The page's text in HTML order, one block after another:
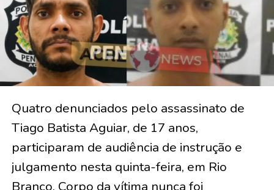
Quatro denunciados pelo assassinato de
Tiago Batista Aguiar, de 17 anos,
participaram de audiência de instrução e
julgamento nesta quinta-feira, em Rio
Branco. Corpo da vítima nunca foi